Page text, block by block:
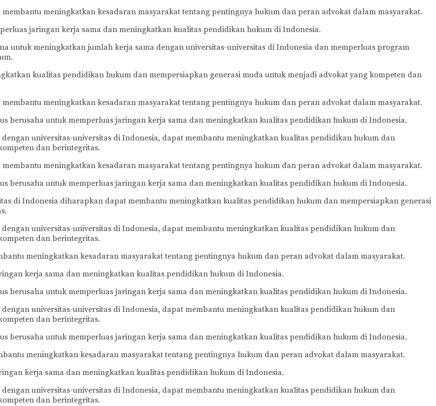
meningkatkan kesadaran masyarakat tentang pentingnya hukum dan peran advokat dalam masyarakat.
jaringan kerja sama dan meningkatkan kualitas pendidikan hukum di Indonesia.
untuk meningkatkan jumlah kerja sama dengan universitas-universitas di Indonesia dan memperluas program
kualitas pendidikan hukum dan mempersiapkan generasi muda untuk menjadi advokat yang kompeten dan
meningkatkan kesadaran masyarakat tentang pentingnya hukum dan peran advokat dalam masyarakat.
berusaha untuk memperluas jaringan kerja sama dan meningkatkan kualitas pendidikan hukum di Indonesia.
universitas-universitas di Indonesia, dapat membantu meningkatkan kualitas pendidikan hukum dan
dan berintegritas.
meningkatkan kesadaran masyarakat tentang pentingnya hukum dan peran advokat dalam masyarakat.
berusaha untuk memperluas jaringan kerja sama dan meningkatkan kualitas pendidikan hukum di Indonesia.
di Indonesia diharapkan dapat membantu meningkatkan kualitas pendidikan hukum dan mempersiapkan generasi
universitas-universitas di Indonesia, dapat membantu meningkatkan kualitas pendidikan hukum dan
dan berintegritas.
meningkatkan kesadaran masyarakat tentang pentingnya hukum dan peran advokat dalam masyarakat.
kerja sama dan meningkatkan kualitas pendidikan hukum di Indonesia.
berusaha untuk memperluas jaringan kerja sama dan meningkatkan kualitas pendidikan hukum di Indonesia.
universitas-universitas di Indonesia, dapat membantu meningkatkan kualitas pendidikan hukum dan
dan berintegritas.
berusaha untuk memperluas jaringan kerja sama dan meningkatkan kualitas pendidikan hukum di Indonesia.
meningkatkan kesadaran masyarakat tentang pentingnya hukum dan peran advokat dalam masyarakat.
kerja sama dan meningkatkan kualitas pendidikan hukum di Indonesia.
universitas-universitas di Indonesia, dapat membantu meningkatkan kualitas pendidikan hukum dan
dan berintegritas.